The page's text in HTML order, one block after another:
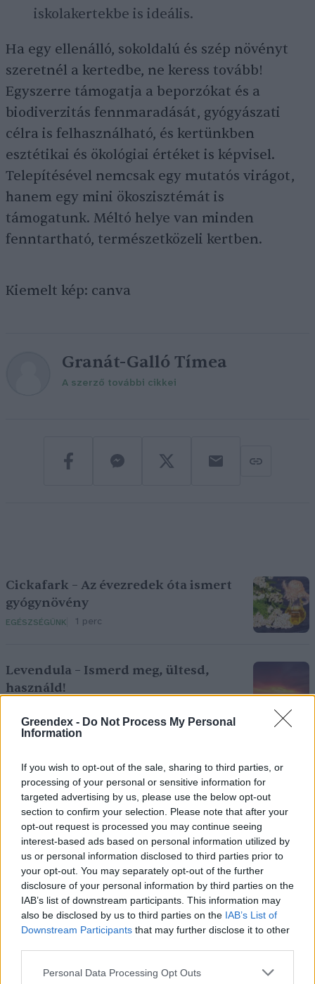
Greendex - Do Not Process My Personal
Information
If you wish to opt-out of the sale, sharing to third parties, or
processing of your personal or sensitive information for
targeted advertising by us, please use the below opt-out
section to confirm your selection. Please note that after your
opt-out request is processed you may continue seeing
interest-based ads based on personal information utilized by
us or personal information disclosed to third parties prior to
your opt-out. You may separately opt-out of the further
disclosure of your personal information by third parties on the
IAB’s list of downstream participants. This information may
also be disclosed by us to third parties on the IAB’s List of
Downstream Participants that may further disclose it to other
Personal Data Processing Opt Outs
iskolakertekbe is ideális.
Ha egy ellenálló, sokoldalú és szép növényt
szeretnél a kertedbe, ne keress tovább!
Egyszerre támogatja a beporzókat és a
biodiverzitás fennmaradását, gyógyászati
célra is felhasználható, és kertünkben
esztétikai és ökológiai értéket is képvisel.
Telepítésével nemcsak egy mutatós virágot,
hanem egy mini ökoszisztémát is
támogatunk. Méltó helye van minden
fenntartható, természetközeli kertben.
Kiemelt kép: canva
Granát-Galló Tímea
A szerző további cikkei
Cickafark – Az évezredek óta ismert
gyógynövény
EGÉSZSÉGÜNK 1 perc
Levendula – Ismerd meg, ültesd,
használd!
EGÉSZSÉGÜNK
Holnapután